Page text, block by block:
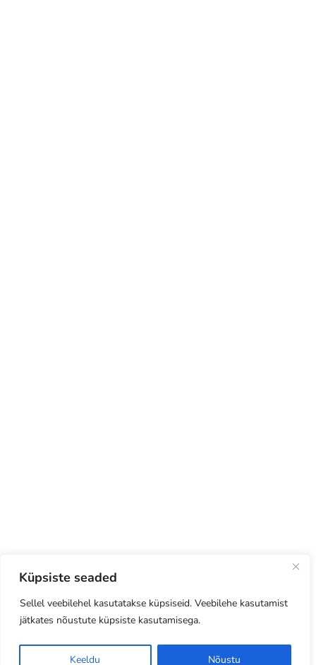
Küpsiste seaded
Sellel veebilehel kasutatakse küpsiseid. Veebilehe kasutamist
jätkates nõustute küpsiste kasutamisega.
Keeldu Nõustu